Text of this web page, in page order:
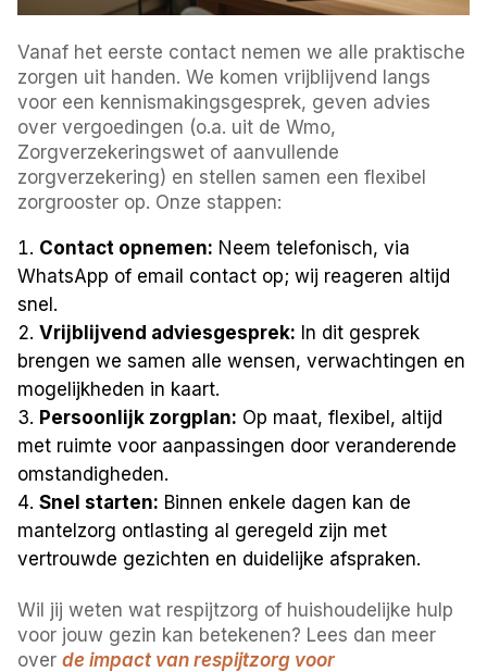
Vanaf het eerste contact nemen we alle praktische
zorgen uit handen. We komen vrijblijvend langs
voor een kennismakingsgesprek, geven advies
over vergoedingen (o.a. uit de Wmo,
Zorgverzekeringswet of aanvullende
zorgverzekering) en stellen samen een flexibel
zorgrooster op. Onze stappen:
Contact opnemen: Neem telefonisch, via
WhatsApp of email contact op; wij reageren altijd
snel.
Vrijblijvend adviesgesprek: In dit gesprek
brengen we samen alle wensen, verwachtingen en
mogelijkheden in kaart.
Persoonlijk zorgplan: Op maat, flexibel, altijd
met ruimte voor aanpassingen door veranderende
omstandigheden.
Snel starten: Binnen enkele dagen kan de
mantelzorg ontlasting al geregeld zijn met
vertrouwde gezichten en duidelijke afspraken.
Wil jij weten wat respijtzorg of huishoudelijke hulp
voor jouw gezin kan betekenen? Lees dan meer
overde impact van respijtzorg voor